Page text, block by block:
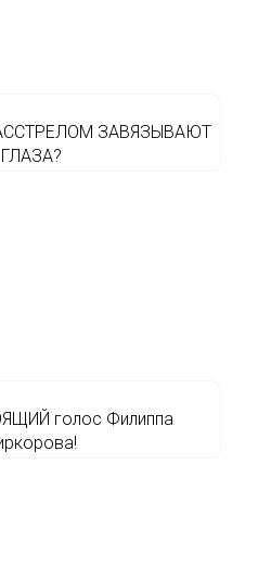
ЗАВЯЗЫВАЮТ
ГЛАЗА?
голос Филиппа